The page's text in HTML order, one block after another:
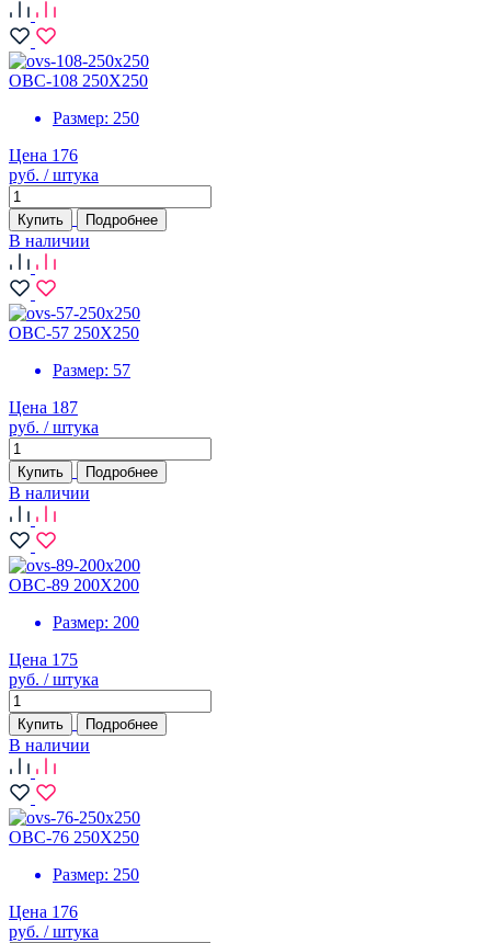
ОВС-108 250Х250
Размер: 250
Цена 176
руб. / штука
Купить Подробнее
В наличии
ОВС-57 250Х250
Размер: 57
Цена 187
руб. / штука
Купить Подробнее
В наличии
ОВС-89 200Х200
Размер: 200
Цена 175
руб. / штука
Купить Подробнее
В наличии
ОВС-76 250Х250
Размер: 250
Цена 176
руб. / штука